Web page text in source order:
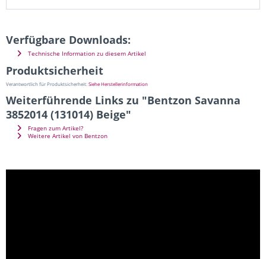
Verfügbare Downloads:
Technische Information zu diesem Artikel
Produktsicherheit
Verantwortlich für Produktsicherheit:Siehe Herstellerinformation
Weiterführende Links zu "Bentzon Savanna
3852014 (131014) Beige"
Fragen zum Artikel?
Weitere Artikel von Bentzon